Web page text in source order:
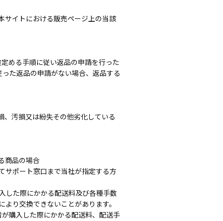
サイトにおける販売ページ上の当該
める手順に従い返品の申請を行った
た返品の申請がない場合、返品する
汚損又は紛失その他劣化している
商品の場合
サポート窓口まで当社が指定する方
した際にかかる配送料及び各種手数
り交換できないことがあります。
購入した際にかかる配送料、配送手